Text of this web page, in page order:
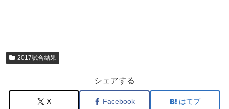
2017試合結果
シェアする
X Facebook はてブ